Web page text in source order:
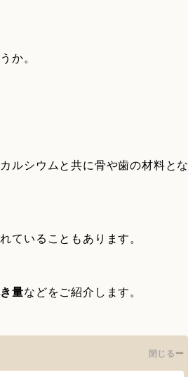
か。
ルシウムと共に骨や歯の材料とな
ていることもあります。
量などをご紹介します。
閉じる